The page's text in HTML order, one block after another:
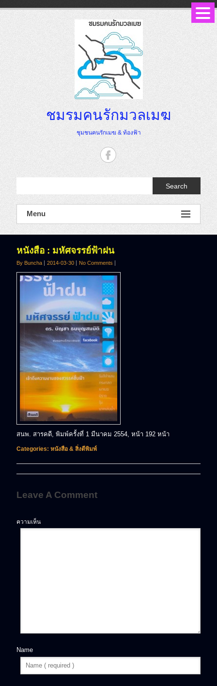
ชมรมคนรักมวลเมฆ
ชุมชนคนรักเมฆ & ท้องฟ้า
Search
Menu
หนังสือ : มหัศจรรย์ฟ้าฝน
By Buncha 2014-03-30 No Comments
สนพ. สารคดี, พิมพ์ครั้งที่ 1 มีนาคม 2554, หน้า 192 หน้า
Categories: หนังสือ & สิ่งตีพิมพ์
Leave A Comment
ความเห็น
Name